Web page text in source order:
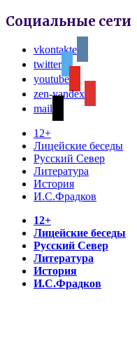
Социальные сети
vkontakte
twitter
youtube
zen-yandex
mail
12+
Лицейские беседы
Русский Север
Литература
История
И.С.Фрадков
12+
Лицейские беседы
Русский Север
Литература
История
И.С.Фрадков